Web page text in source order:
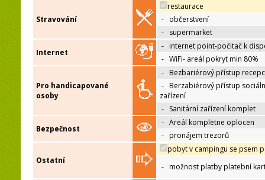
Stravování
restaurace
- občerstvení
- supermarket
Internet
- internet point-počitač k
- WiFi- areál pokryt min 80%
Pro handicapované
osoby
- Bezbariérový přístup
- Berzabiérový přístup
zařízení
- Sanitární zařízení komplet
Bezpečnost
- Areál kompletne oplocen
- pronájem trezorů
Ostatní
pobyt v campingu se psem
- možnost platby platební